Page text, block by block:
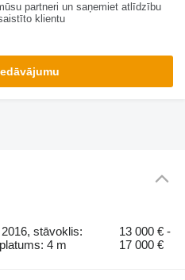
partneri un saņemiet atlīdzību
klientu
stāvoklis:
4 m
13 000 € -
17 000 €